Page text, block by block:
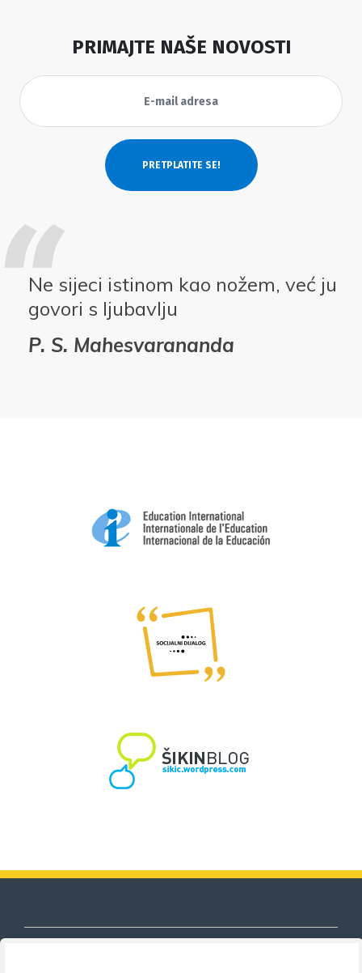
PRIMAJTE NAŠE NOVOSTI
Ne sijeci istinom kao nožem, već ju
govori s ljubavlju
P. S. Mahesvarananda